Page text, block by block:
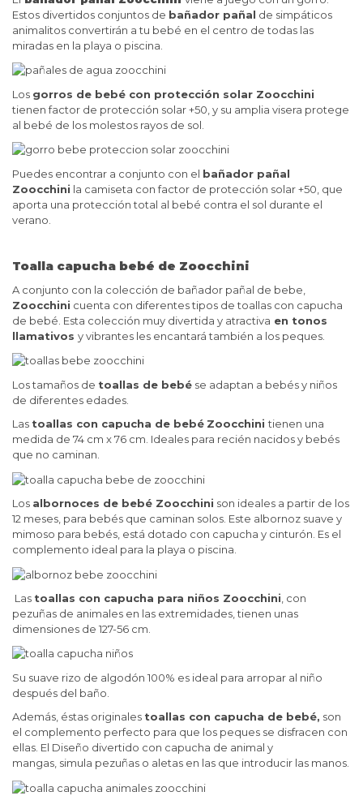
Estos divertidos conjuntos de bañador pañal de simpáticos
animalitos convertirán a tu bebé en el centro de todas las
miradas en la playa o piscina.
Los gorros de bebé con protección solar Zoocchini
tienen factor de protección solar +50, y su amplia visera protege
al bebé de los molestos rayos de sol.
Puedes encontrar a conjunto con el bañador pañal
Zoocchini la camiseta con factor de protección solar +50, que
aporta una protección total al bebé contra el sol durante el
verano.
Toalla capucha bebé de Zoocchini
A conjunto con la colección de bañador pañal de bebe,
Zoocchini cuenta con diferentes tipos de toallas con capucha
de bebé. Esta colección muy divertida y atractiva en tonos
llamativos y vibrantes les encantará también a los peques.
Los tamaños de toallas de bebé se adaptan a bebés y niños
de diferentes edades.
Las toallas con capucha de bebé Zoocchinitienen una
medida de 74 cm x 76 cm. Ideales para recién nacidos y bebés
que no caminan.
Los albornoces de bebé Zoocchini son ideales a partir de los
12 meses, para bebés que caminan solos. Este albornoz suave y
mimoso para bebés, está dotado con capucha y cinturón. Es el
complemento ideal para la playa o piscina.
Las toallas con capucha para niños Zoocchini , con
pezuñas de animales en las extremidades, tienen unas
dimensiones de 127-56 cm.
Su suave rizo de algodón 100% es ideal para arropar al niño
después del baño.
Además, éstas originales toallas con capucha de bebé, son
el complemento perfecto para que los peques se disfracen con
ellas. El Diseño divertido con capucha de animal y
mangas, simula pezuñas o aletas en las que introducir las manos.